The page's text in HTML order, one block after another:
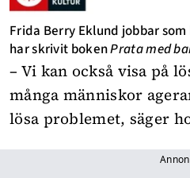
Frida Berry Eklund jobbar
har skrivit bokenPrata med
– Vi kan också visa på
många människor
lösa problemet, säger